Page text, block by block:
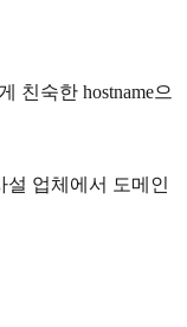
친숙한 hostname으
설 업체에서 도메인